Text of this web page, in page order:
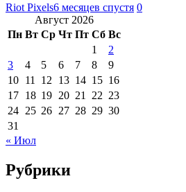
Riot Pixels6 месяцев спустя 0
Август 2026
Пн Вт Ср Чт Пт Сб Вс
1
2
3
4 5 6 7 8
9
10 11 12 13 14 15 16
17 18 19 20 21 22 23
24 25 26 27 28 29 30
31
« Июл
Рубрики